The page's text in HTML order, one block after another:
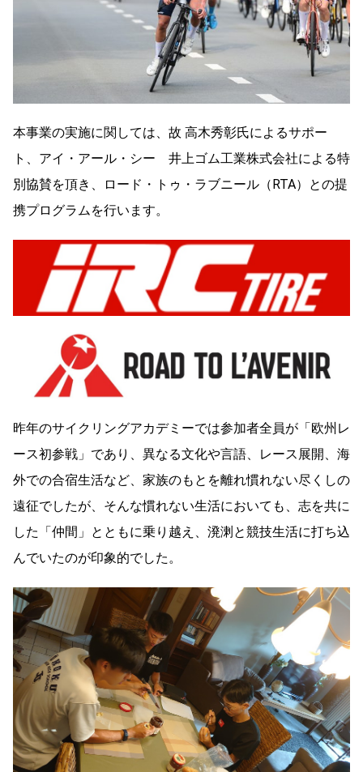
本事業の実施に関しては、故 高木秀彰氏によるサポー
ト、アイ・アール・シー 井上ゴム工業株式会社による特
別協賛を頂き、ロード・トゥ・ラブニール（RTA）との提
携プログラムを行います。
昨年のサイクリングアカデミーでは参加者全員が「欧州レ
ース初参戦」であり、異なる文化や言語、レース展開、海
外での合宿生活など、家族のもとを離れ慣れない尽くしの
遠征でしたが、そんな慣れない生活においても、志を共に
した「仲間」とともに乗り越え、溌溂と競技生活に打ち込
んでいたのが印象的でした。